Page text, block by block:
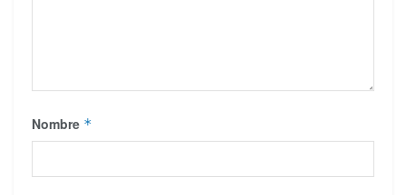
Nombre *